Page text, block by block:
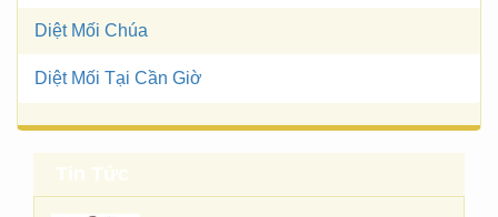
Diệt Mối Chúa
Diệt Mối Tại Cần Giờ